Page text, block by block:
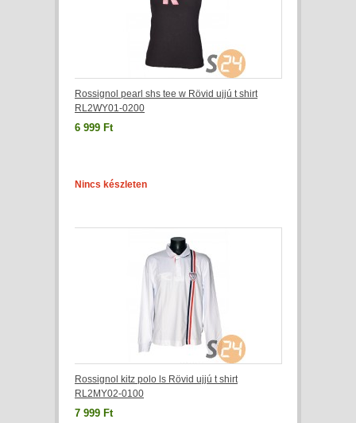
Rossignol pearl shs tee w Rövid ujjú t shirt
RL2WY01-0200
6 999 Ft
Nincs készleten
Rossignol kitz polo ls Rövid ujjú t shirt
RL2MY02-0100
7 999 Ft